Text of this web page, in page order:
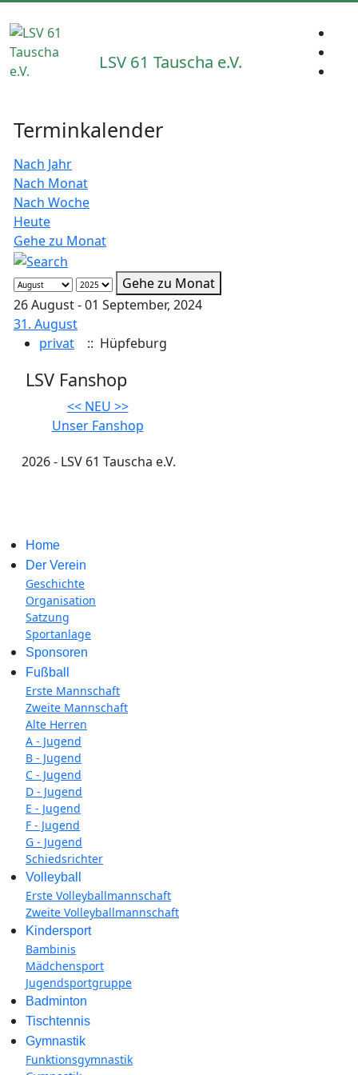
LSV 61 Tauscha e.V.
Terminkalender
Nach Jahr
Nach Monat
Nach Woche
Heute
Gehe zu Monat
Gehe zu Monat
26 August - 01 September, 2024
31. August
privat
:: Hüpfeburg
LSV Fanshop
<< NEU >>
Unser Fanshop
2026 - LSV 61 Tauscha e.V.
Home
Der Verein
Geschichte
Organisation
Satzung
Sportanlage
Sponsoren
Fußball
Erste Mannschaft
Zweite Mannschaft
Alte Herren
A - Jugend
B - Jugend
C - Jugend
D - Jugend
E - Jugend
F - Jugend
G - Jugend
Schiedsrichter
Volleyball
Erste Volleyballmannschaft
Zweite Volleyballmannschaft
Kindersport
Bambinis
Mädchensport
Jugendsportgruppe
Badminton
Tischtennis
Gymnastik
Funktionsgymnastik